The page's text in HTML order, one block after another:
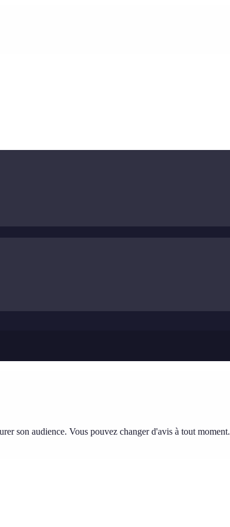
son audience. Vous pouvez changer d'avis à tout moment.